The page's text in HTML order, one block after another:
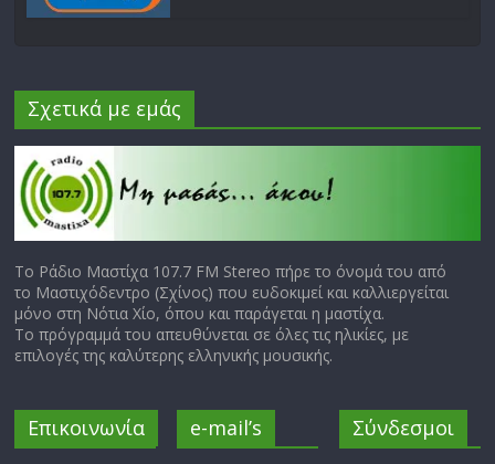
Σχετικά με εμάς
Το Ράδιο Μαστίχα 107.7 FM Stereo πήρε το όνομά του από
το Μαστιχόδεντρο (Σχίνος) που ευδοκιμεί και καλλιεργείται
μόνο στη Νότια Χίο, όπου και παράγεται η μαστίχα.
Το πρόγραμμά του απευθύνεται σε όλες τις ηλικίες, με
επιλογές της καλύτερης ελληνικής μουσικής.
Επικοινωνία e-mail’s Σύνδεσμοι